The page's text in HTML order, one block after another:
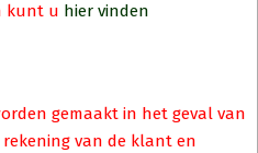
kunt u hier vinden
gemaakt in het geval van
van de klant en